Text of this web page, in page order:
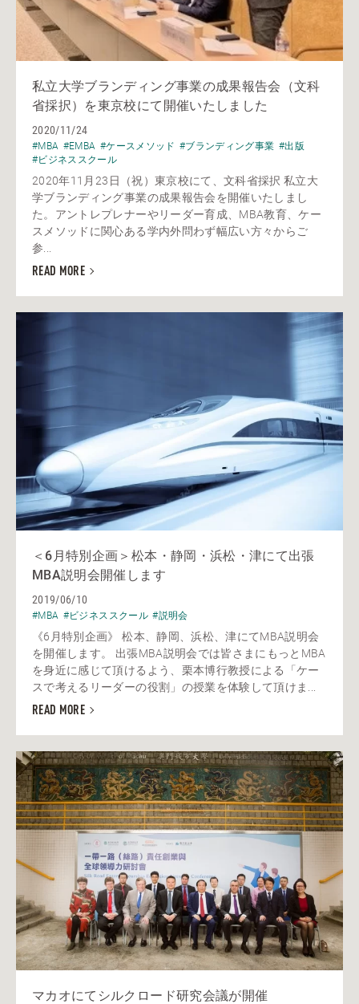
私立大学ブランディング事業の成果報告会（文科
省採択）を東京校にて開催いたしました
2020/11/24
#MBA #EMBA #ケースメソッド #ブランディング事業 #出版
#ビジネススクール
2020年11月23日（祝）東京校にて、文科省採択 私立大
学ブランディング事業の成果報告会を開催いたしまし
た。アントレプレナーやリーダー育成、MBA教育、ケー
スメソッドに関心ある学内外問わず幅広い方々からご
参...
READ MORE
＜6月特別企画＞松本・静岡・浜松・津にて出張
MBA説明会開催します
2019/06/10
#MBA #ビジネススクール #説明会
《6月特別企画》 松本、静岡、浜松、津にてMBA説明会
を開催します。 出張MBA説明会では皆さまにもっとMBA
を身近に感じて頂けるよう、栗本博行教授による「ケー
スで考えるリーダーの役割」の授業を体験して頂けま...
READ MORE
マカオにてシルクロード研究会議が開催